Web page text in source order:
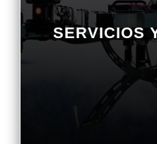
SERVICIOS